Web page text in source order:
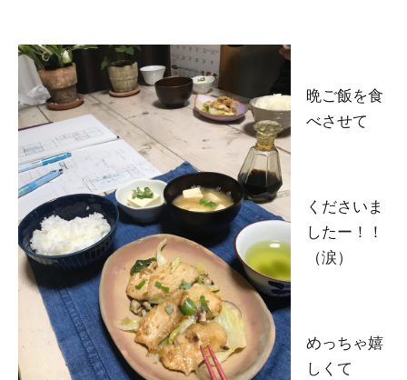
晩ご飯を食
べさせて
くださいま
したー！！
（涙）
めっちゃ嬉
しくて